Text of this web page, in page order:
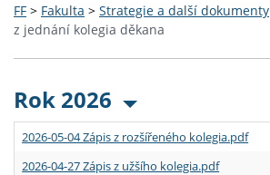
FF > Fakulta > Strategie a další dokumenty
z jednání kolegia děkana
Rok 2026
2026-05-04 Zápis z rozšířeného kolegia.pdf
2026-04-27 Zápis z užšího kolegia.pdf